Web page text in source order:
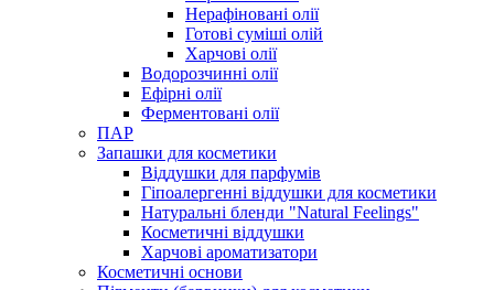
Нерафіновані олії
Готові суміші олій
Харчові олії
Водорозчинні олії
Ефірні олії
Ферментовані олії
ПАР
Запашки для косметики
Віддушки для парфумів
Гіпоалергенні віддушки для косметики
Натуральні бленди "Natural Feelings"
Косметичні віддушки
Харчові ароматизатори
Косметичні основи